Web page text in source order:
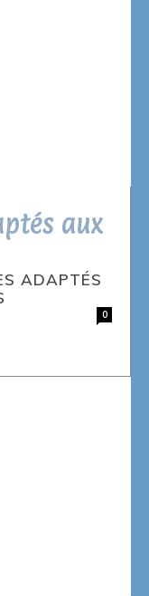
aux
ADAPTÉS
0